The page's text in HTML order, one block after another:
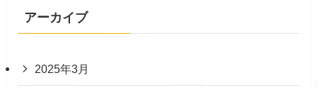
アーカイブ
2025年3月